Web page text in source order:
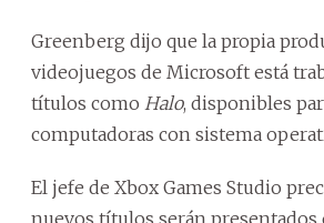
Greenberg dijo que la propia
videojuegos de Microsoft está
títulos como Halo, disponibles
computadoras con sistema
El jefe de Xbox Games Studio
nuevos títulos serán presentados